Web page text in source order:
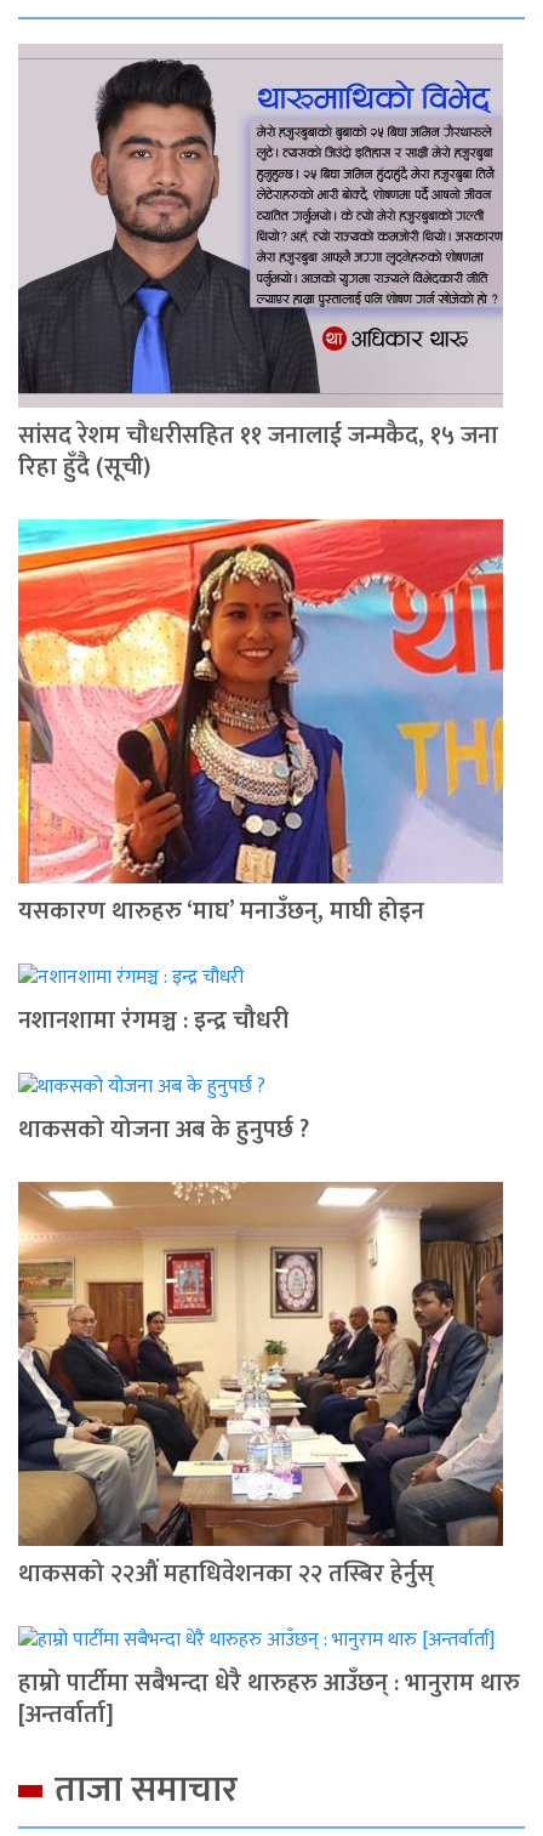
सांसद रेशम चौधरीसहित ११ जनालाई जन्मकैद, १५ जना
रिहा हुँदै (सूची)
यसकारण थारुहरु ‘माघ’ मनाउँछन्, माघी होइन
नशानशामा रंगमञ्च : इन्द्र चौधरी
थाकसको योजना अब के हुनुपर्छ ?
थाकसको २२औं महाधिवेशनका २२ तस्बिर हेर्नुस्
हाम्रो पार्टीमा सबैभन्दा धेरै थारुहरु आउँछन् : भानुराम थारु
[अन्तर्वार्ता]
ताजा समाचार